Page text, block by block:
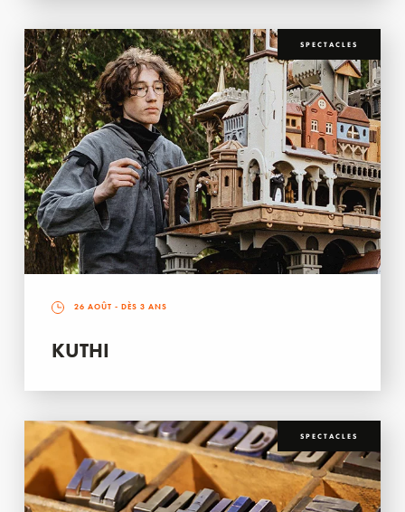
SPECTACLES
26 AOÛT - DÈS 3 ANS
KUTHI
SPECTACLES